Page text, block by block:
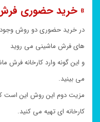
» خرید حضوری
در خرید حضوری دو روش وجود
های فرش ماشینی می روید
و این گونه وارد کارخانه
می بینید.
مزیت دوم این روش این است
کارخانه ای تهیه می کنید.